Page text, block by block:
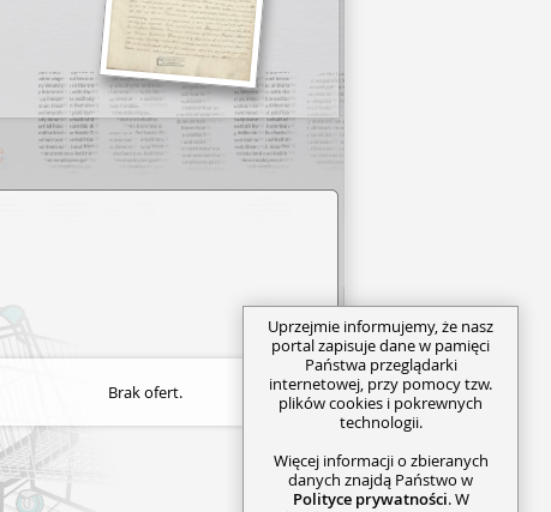
Brak ofert.
Uprzejmie informujemy, że nasz
portal zapisuje dane w pamięci
Państwa przeglądarki
internetowej, przy pomocy tzw.
plików cookies i pokrewnych
technologii.
Więcej informacji o zbieranych
danych znajdą Państwo w
Polityce prywatności. W